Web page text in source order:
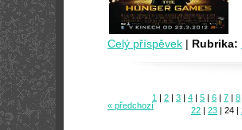
Celý příspěvek | Rubrika:
« předchozí
1 | 2 | 3 | 4 | 5 | 6 | 7 | 8
22 | 23 | 24 |